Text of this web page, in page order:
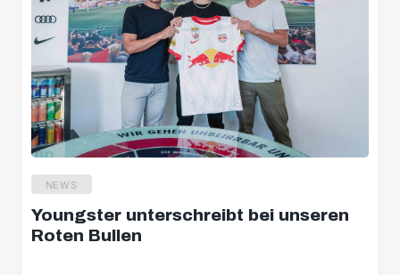
Spielerporträt
NEWS
Youngster unterschreibt bei unseren
Roten Bullen